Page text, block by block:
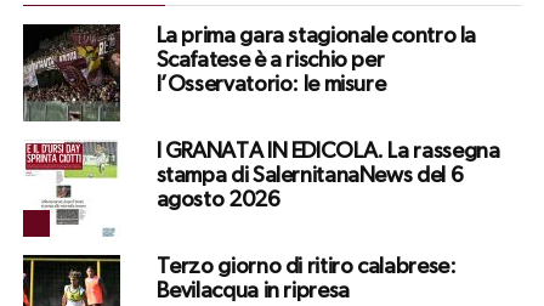
La prima gara stagionale contro la
Scafatese è a rischio per
l’Osservatorio: le misure
I GRANATA IN EDICOLA. La rassegna
stampa di SalernitanaNews del 6
agosto 2026
Terzo giorno di ritiro calabrese:
Bevilacqua in ripresa